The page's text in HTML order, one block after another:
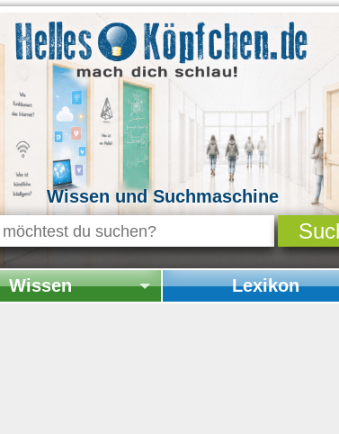
Wissen und Suchmaschine
Wissen Lexikon